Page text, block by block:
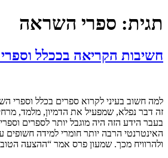
תגית: ספרי השראה
חשיבות הקריאה בככלל
למה חשוב בעיני לקרוא ספרים בכלל וספרי
זה דבר נפלא, שמפעיל את הדמיון, מלמד,
בעבר הידע הזה היה מוגבל יותר לספרים
האינטרנטי הרבה יותר חומרי למידה חשופים
ולהרוויח מכך. שמעון פרס אמר “ההצעה